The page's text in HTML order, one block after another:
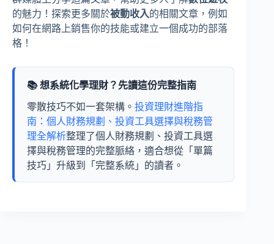
的魅力！探索更多關於被動收入的相關文章，例如
如何在網路上銷售你的技能或建立一個成功的部落
格！
📚 想系統化學理財？先讀這份完整指南
零散技巧不如一套架構。 投資理財進階指
南：個人財務規劃、投資工具選擇與稅務管
理全解析整理了個人財務規劃、投資工具選
擇與稅務管理的完整脈絡，適合想從「單篇
技巧」升級到「完整系統」的讀者。